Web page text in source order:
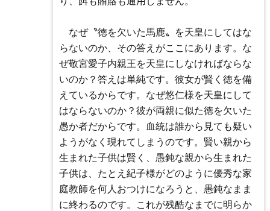
なぜ〝徳を欠いた馬鹿〟を天皇にしてはな
らないのか、その答えがここにあります。な
ぜ敬宮愛子内親王を天皇にしなければならな
いのか？答えは単純です。彼女が賢く徳を備
えているからです。なぜ悠仁様を天皇にして
はならないのか？彼が両親に似た徳を欠いた
愚か者だからです。血統は誰から見ても疑い
ようがなく現れてしまうのです。賢い親から
生まれた子供は賢く、愚鈍な親から生まれた
子供は、たとえ紀子様がどのように優秀な家
庭教師を何人おつけになろうと、愚鈍なまま
に終わるのです。これが残酷なまでに明らか